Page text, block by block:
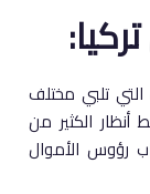
التي تلبي مختلف
أنظار الكثير من
رؤوس الأموال